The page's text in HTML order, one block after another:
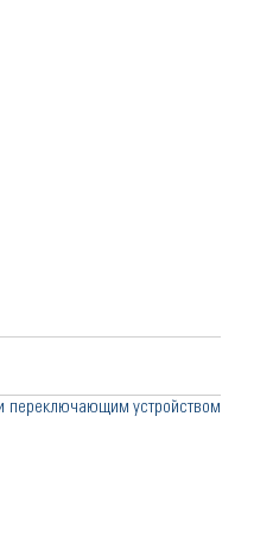
переключающим устройством